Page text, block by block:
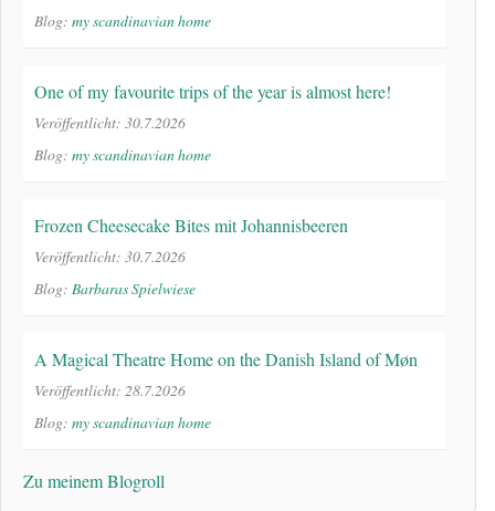
Blog: my scandinavian home
One of my favourite trips of the year is almost here!
Veröffentlicht: 30.7.2026
Blog: my scandinavian home
Frozen Cheesecake Bites mit Johannisbeeren
Veröffentlicht: 30.7.2026
Blog: Barbaras Spielwiese
A Magical Theatre Home on the Danish Island of Møn
Veröffentlicht: 28.7.2026
Blog: my scandinavian home
Zu meinem Blogroll